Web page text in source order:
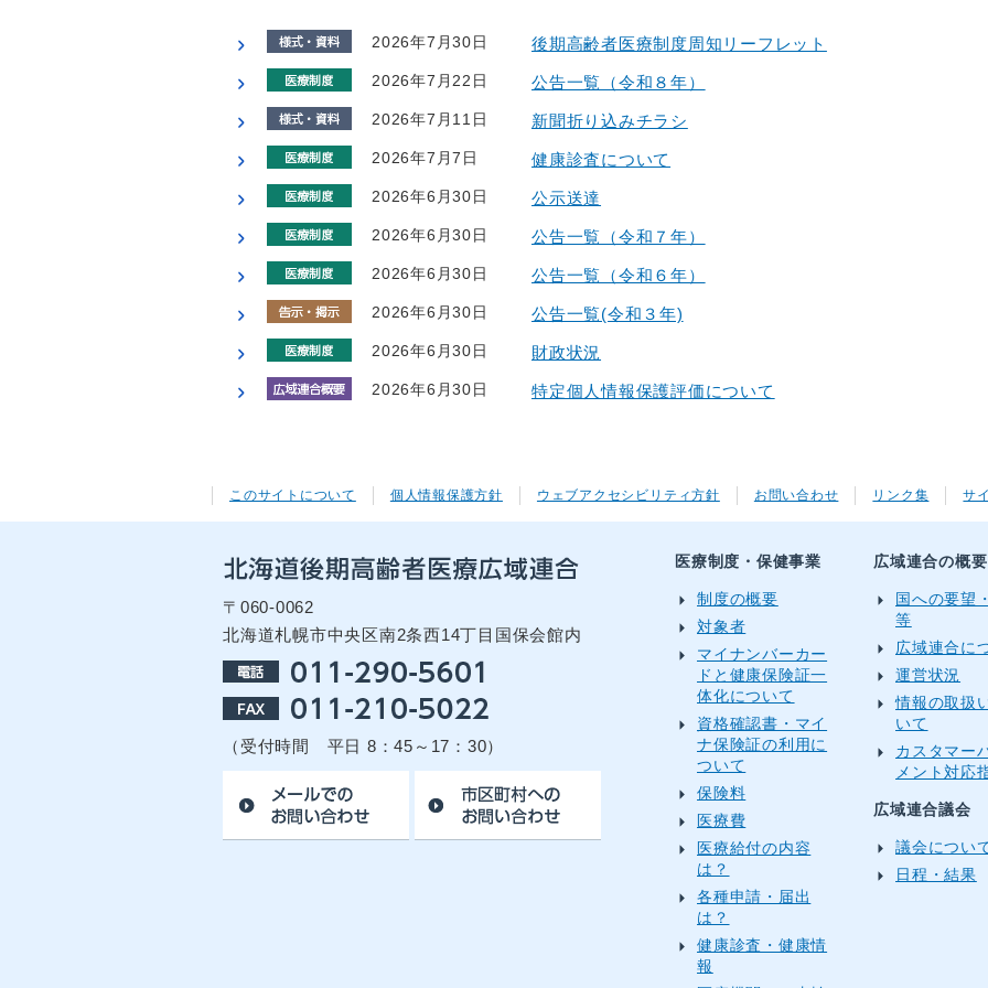
2026年7月30日 後期高齢者医療制度周知リーフレット
2026年7月22日 公告一覧（令和８年）
2026年7月11日 新聞折り込みチラシ
2026年7月7日 健康診査について
2026年6月30日 公示送達
2026年6月30日 公告一覧（令和７年）
2026年6月30日 公告一覧（令和６年）
2026年6月30日 公告一覧(令和３年)
2026年6月30日 財政状況
2026年6月30日 特定個人情報保護評価について
このサイトについて 個人情報保護方針 ウェブアクセシビリティ方針 お問い合わせ リンク集 サ
〒060-0062
北海道札幌市中央区南2条西14丁目国保会館内
（受付時間 平日 8：45～17：30）
医療制度・保健事業
制度の概要
対象者
マイナンバーカー
ドと健康保険証一
体化について
資格確認書・マイ
ナ保険証の利用に
ついて
保険料
医療費
医療給付の内容
は？
各種申請・届出
は？
健康診査・健康情
報
広域連合の概要
国への要望
等
広域連合に
運営状況
情報の取扱
いて
カスタマー
メント対応
広域連合議会
議会につい
日程・結果